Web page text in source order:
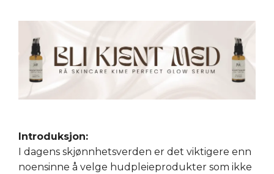
Introduksjon:
I dagens skjønnhetsverden er det viktigere enn
noensinne å velge hudpleieprodukter som ikke